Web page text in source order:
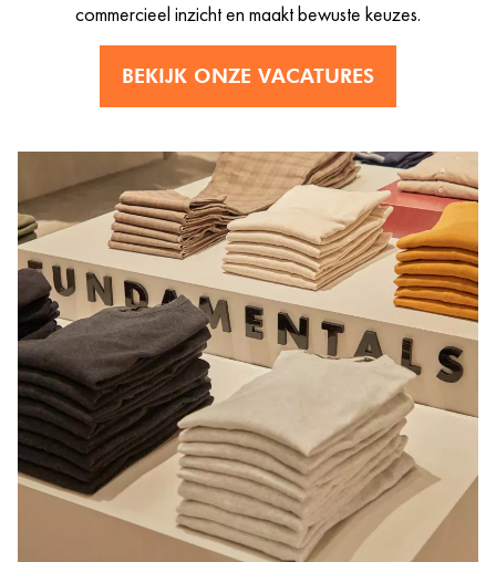
commercieel inzicht en maakt bewuste keuzes.
BEKIJK ONZE VACATURES